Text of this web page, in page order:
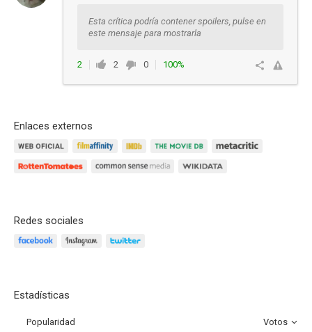
Francia:
Mié, 18 May 2016 (Hace 10 años y 2 meses)
Estreno
Vie, 27 May 2016 (Hace 10 años y 2 meses)
Esta crítica podría contener spoilers, pulse en
este mensaje para mostrarla
2 2 0
100%
Enlaces externos
Redes sociales
Estadísticas
Popularidad Votos